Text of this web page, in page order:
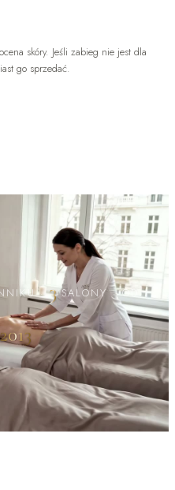
skóry. Jeśli zabieg nie jest dla
go sprzedać.
·3 SALONY·OD
2013